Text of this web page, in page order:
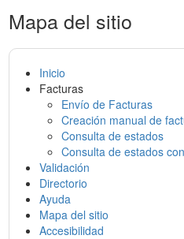
Mapa del sitio
Inicio
Facturas
Envío de Facturas
Creación manual de
Consulta de estados
Consulta de estados
Validación
Directorio
Ayuda
Mapa del sitio
Accesibilidad